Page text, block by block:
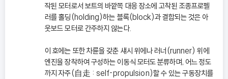
작된 모터로서 보트의 바깥쪽 대응 장소에 고착된 조종프로펠
러를 홀딩(holding)하는 블록(block)과 결합되는 것은 아
웃보드 모터로 간주하지 않는다.
이 호에는 또한 차륜을 갖춘 섀시 위에나 러너(runner) 위에
엔진을 장착하여 구성하는 이동식 모터도 분류하며, 어느 정도
까지 자주(自走 : self-propulsion)할 수 있는 구동장치를